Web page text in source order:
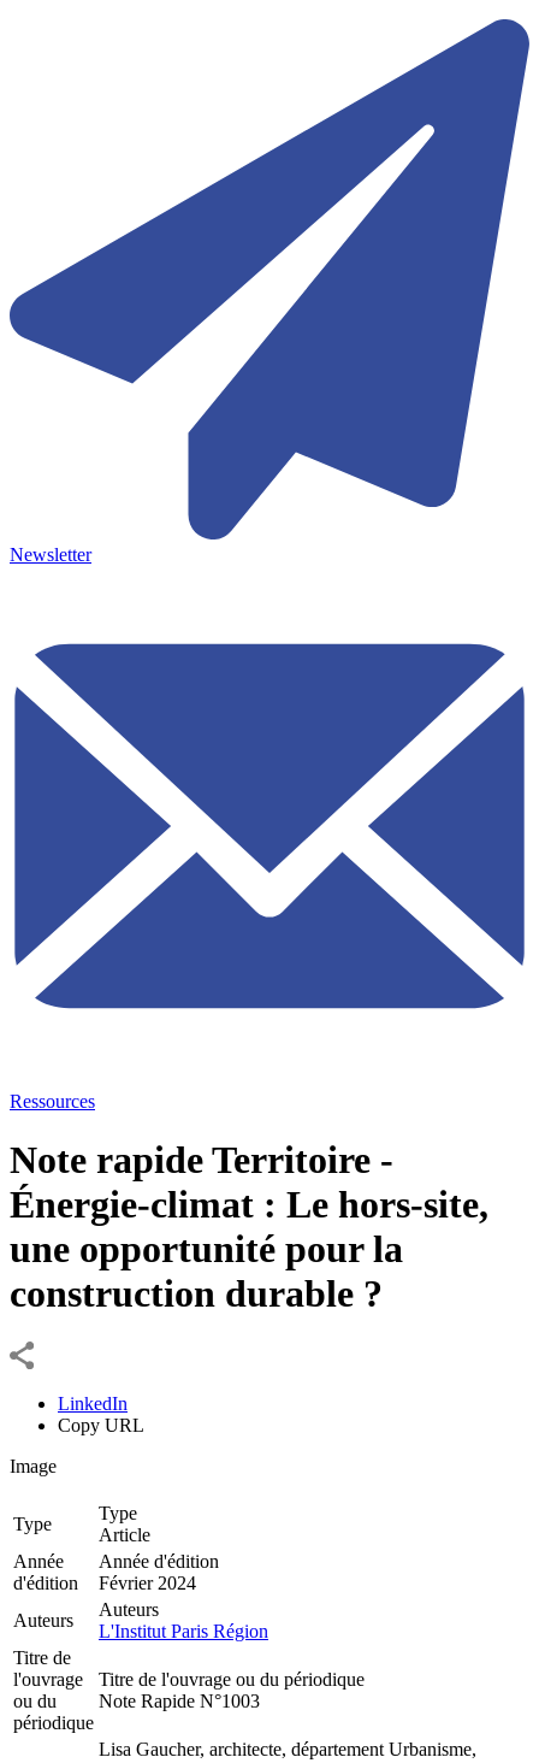
Newsletter
Ressources
Note rapide Territoire -
Énergie-climat : Le hors-site,
une opportunité pour la
construction durable ?
LinkedIn
Copy URL
Image
Type
Type
Article
Année
d'édition
Année d'édition
Février 2024
Auteurs
Auteurs
L'Institut Paris Région
Titre de
l'ouvrage
ou du
périodique
Titre de l'ouvrage ou du périodique
Note Rapide N°1003
Lisa Gaucher, architecte, département Urbanisme,